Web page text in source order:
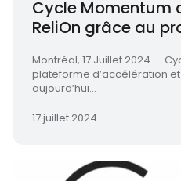
Cycle Momentum
ReliOn grâce au
Montréal, 17 Juillet 2024 —
plateforme d’accélération
aujourd’hui...
17 juillet 2024